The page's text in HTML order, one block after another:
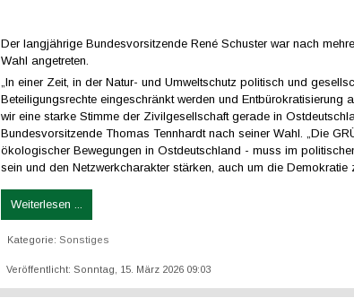
Der langjährige Bundesvorsitzende René Schuster war nach
Wahl angetreten.
„In einer Zeit, in der Natur- und Umweltschutz politisch und
Beteiligungsrechte eingeschränkt werden und Entbürokratisierung
wir eine starke Stimme der Zivilgesellschaft gerade in
Bundesvorsitzende Thomas Tennhardt nach seiner Wahl. „Die
ökologischer Bewegungen in Ostdeutschland - muss im
sein und den Netzwerkcharakter stärken, auch um die Demokratie
Weiterlesen ...
Kategorie:Sonstiges
Veröffentlicht: Sonntag, 15. März 2026 09:03